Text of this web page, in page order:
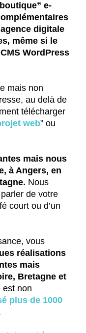
e-
digitale
même si le
WordPress
mais non
au delà de
télécharger
web” ou
mais nous
à Angers, en
Nous
de votre
court ou d’un
vous
réalisations
mais
Bretagne et
est non
plus de 1000